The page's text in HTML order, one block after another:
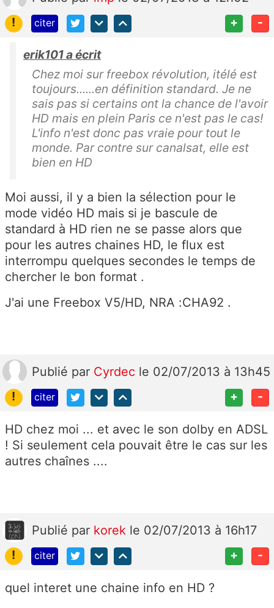
!
citer + -
erik101 a écrit
Chez moi sur freebox révolution, itélé est
toujours......en définition standard. Je ne
sais pas si certains ont la chance de l'avoir
HD mais en plein Paris ce n'est pas le cas!
L'info n'est donc pas vraie pour tout le
monde. Par contre sur canalsat, elle est
bien en HD
Moi aussi, il y a bien la sélection pour le
mode vidéo HD mais si je bascule de
standard à HD rien ne se passe alors que
pour les autres chaines HD, le flux est
interrompu quelques secondes le temps de
chercher le bon format .
J'ai une Freebox V5/HD, NRA :CHA92 .
Publié par Cyrdec le 02/07/2013 à 13h45
!
citer + -
HD chez moi ... et avec le son dolby en ADSL
! Si seulement cela pouvait être le cas sur les
autres chaînes ....
Publié par korek le 02/07/2013 à 16h17
!
citer + -
quel interet une chaine info en HD ?